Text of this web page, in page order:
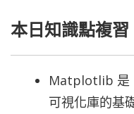
本日知識點複習
Matplotlib 是
可視化庫的基